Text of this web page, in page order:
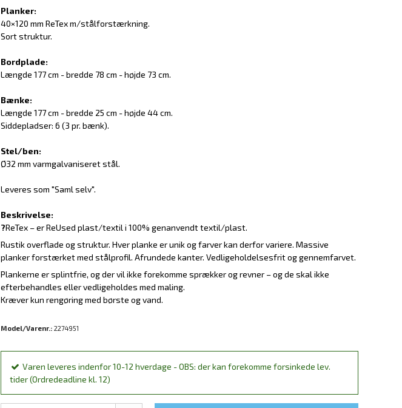
Planker:
40×120 mm ReTex m/stålforstærkning.
Sort struktur.
Bordplade:
Længde 177 cm - bredde 78 cm - højde 73 cm.
Bænke:
Længde 177 cm - bredde 25 cm - højde 44 cm.
Siddepladser: 6 (3 pr. bænk).
Stel/ben:
Ø32 mm varmgalvaniseret stål.
Leveres som "Saml selv".
Beskrivelse:
?ReTex – er ReUsed plast/textil i 100% genanvendt textil/plast.
Rustik overflade og struktur. Hver planke er unik og farver kan derfor variere. Massive
planker forstærket med stålprofil. Afrundede kanter. Vedligeholdelsesfrit og gennemfarvet.
Plankerne er splintfrie, og der vil ikke forekomme sprækker og revner – og de skal ikke
efterbehandles eller vedligeholdes med maling.
Kræver kun rengøring med børste og vand.
Model/Varenr.: 2274951
Varen leveres indenfor 10-12 hverdage - OBS: der kan forekomme forsinkede lev.
tider (Ordredeadline kl. 12)